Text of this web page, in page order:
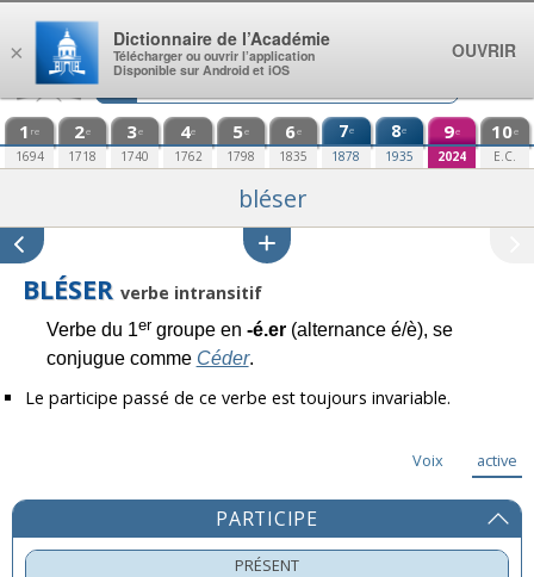
Aller au contenu
1 re
1694
2e
1718
3e
1740
4e
1762
5e
1798
6e
1835
7e
1878
8e
1935
9e
2024
10e
E.C.
bléser
BLÉSER verbe intransitif
Verbe du 1ergroupe en -é.er(alternance é/è), se
conjugue comme Céder.
Le participe passé de ce verbe est toujours invariable.
Voix active
PARTICIPE
PRÉSENT
×
Dictionnaire de l’Académie
Télécharger ou ouvrir l’application
Disponible sur Android et iOS
OUVRIR